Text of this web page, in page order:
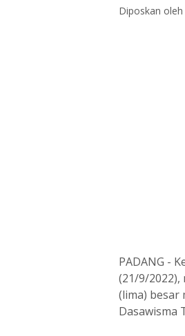
Diposkan
PADANG -
(21/9/
(lima) besar
Dasawisma